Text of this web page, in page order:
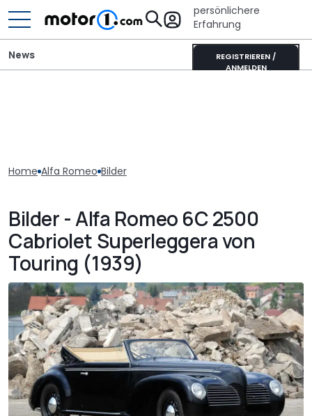
persönlichere
Erfahrung
REGISTRIEREN /
ANMELDEN
News
Home Alfa Romeo Bilder
Bilder - Alfa Romeo 6C 2500
Cabriolet Superleggera von
Touring (1939)